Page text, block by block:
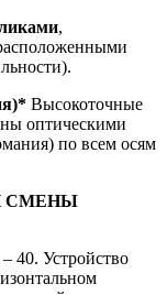
,
Высокоточные
оптическими
по всем осям
СМЕНЫ
40. Устройство